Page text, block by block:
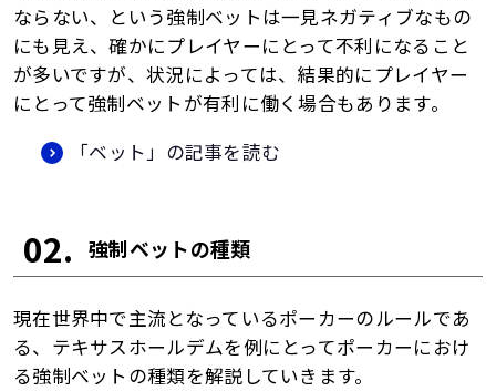
ならない、という強制ベットは一見ネガティブなもの
にも見え、確かにプレイヤーにとって不利になること
が多いですが、状況によっては、結果的にプレイヤー
にとって強制ベットが有利に働く場合もあります。
「ベット」の記事を読む
02. 強制ベットの種類
現在世界中で主流となっているポーカーのルールであ
る、テキサスホールデムを例にとってポーカーにおけ
る強制ベットの種類を解説していきます。